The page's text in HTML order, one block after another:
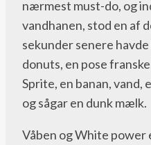
nærmest must-do, og
vandhanen, stod en af
sekunder senere
donuts, en pose
Sprite, en banan, vand,
og sågar en dunk mælk.
Våben og White power